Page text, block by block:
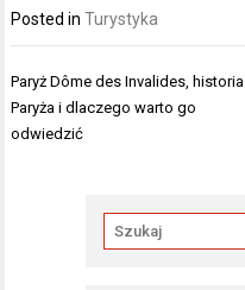
Posted inTurystyka
Nawigacja
wpisu
Paryż Dôme des Invalides, historia
Paryża i dlaczego warto go
odwiedzić